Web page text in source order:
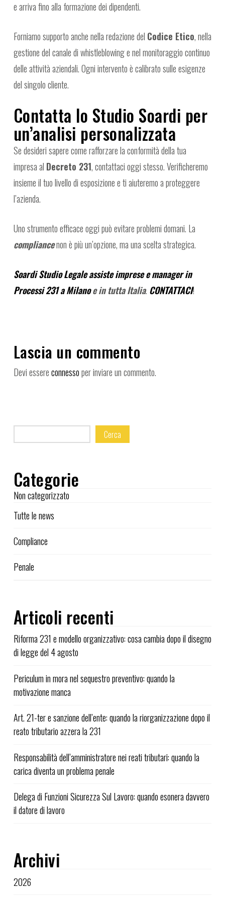
e arriva fino alla formazione dei dipendenti.
Forniamo supporto anche nella redazione del Codice Etico, nella
gestione del canale di whistleblowing e nel monitoraggio continuo
delle attività aziendali. Ogni intervento è calibrato sulle esigenze
del singolo cliente.
Contatta lo Studio Soardi per
un’analisi personalizzata
Se desideri sapere come rafforzare la conformità della tua
impresa al Decreto 231, contattaci oggi stesso. Verificheremo
insieme il tuo livello di esposizione e ti aiuteremo a proteggere
l’azienda.
Uno strumento efficace oggi può evitare problemi domani. La
compliancenon è più un’opzione, ma una scelta strategica.
Soardi Studio Legale assiste imprese e manager in
Processi 231 a Milanoe in tutta Italia. CONTATTACI!
Lascia un commento
Devi essereconnessoper inviare un commento.
Cerca
Categorie
Non categorizzato
Tutte le news
Compliance
Penale
Articoli recenti
Riforma 231 e modello organizzativo: cosa cambia dopo il disegno
di legge del 4 agosto
Periculum in mora nel sequestro preventivo: quando la
motivazione manca
Art. 21-ter e sanzione dell’ente: quando la riorganizzazione dopo il
reato tributario azzera la 231
Responsabilità dell’amministratore nei reati tributari: quando la
carica diventa un problema penale
Delega di Funzioni Sicurezza Sul Lavoro: quando esonera davvero
il datore di lavoro
Archivi
2026